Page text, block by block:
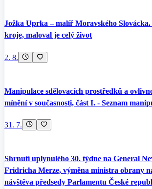
Jožka Uprka – malíř Moravského
kroje, maloval je celý život
2. 8.
Manipulace sdělovacích prostředků a
mínění v současnosti, část I. - Seznam
31. 7.
Shrnutí uplynulého 30. týdne na General
Fridricha Merze, výměna ministra obrany
návštěva předsedy Parlamentu České